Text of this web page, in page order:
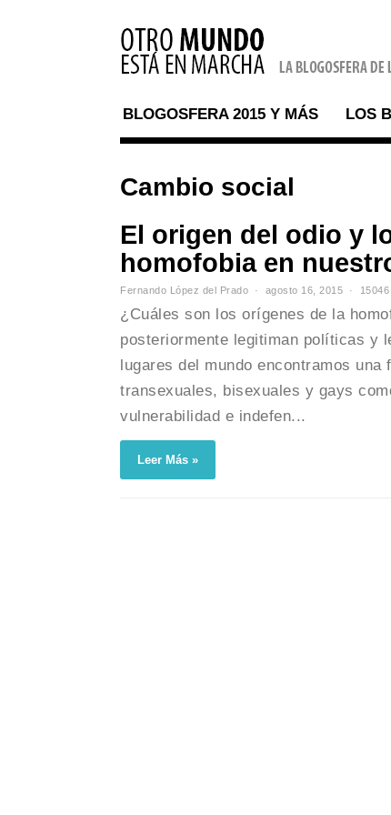
BLOGOSFERA 2015 Y MÁS LOS
Cambio social
El origen del odio y
homofobia en
Fernando López del Prado agosto 16, 2015
¿Cuáles son los orígenes de la
posteriormente legitiman políticas y
lugares del mundo encontramos
transexuales, bisexuales y gays
vulnerabilidad e indefen...
Leer Más »